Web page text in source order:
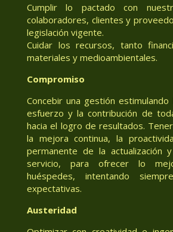
Cumplir lo pactado con
colaboradores, clientes y
legislación vigente.
Cuidar los recursos, tanto
materiales y medioambientales.
Compromiso
Concebir una gestión estimulando
esfuerzo y la contribución de
hacia el logro de resultados.
la mejora continua, la
permanente de la actualización
servicio, para ofrecer lo
huéspedes, intentando
expectativas.
Austeridad